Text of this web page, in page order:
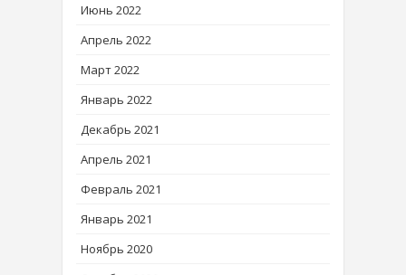
Июнь 2022
Апрель 2022
Март 2022
Январь 2022
Декабрь 2021
Апрель 2021
Февраль 2021
Январь 2021
Ноябрь 2020